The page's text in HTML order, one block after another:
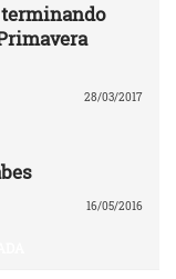
28/03/2017
16/05/2016